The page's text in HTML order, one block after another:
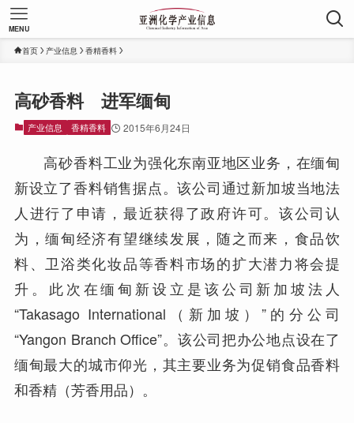
MENU
首页 产业信息 香精香料
高砂香料 进军缅甸
产业信息 香精香料 2015年6月24日
高砂香料工业为强化东南亚地区业务，在缅甸
新设立了香料销售据点。该公司通过新加坡当地法
人进行了申请，最近获得了政府许可。该公司认
为，缅甸经济有望继续发展，随之而来，食品饮
料、卫浴类化妆品等香料市场的扩大潜力将会提
升。此次在缅甸新设立是该公司新加坡法人
“Takasago International（新加坡）”的分公司
“Yangon Branch Office”。该公司把办公地点设在了
缅甸最大的城市仰光，其主要业务为促销食品香料
和香精（芳香用品）。